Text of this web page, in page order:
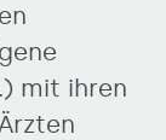
mit ihren